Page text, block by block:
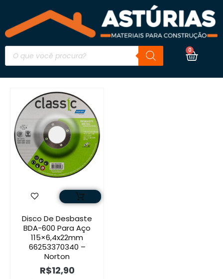
0
Disco De Desbaste
BDA-600 Para Aço
115×6,4x22mm
66253370340 –
Norton
R$12,90